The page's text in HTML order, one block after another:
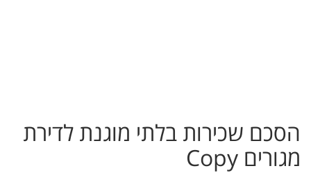
הסכם שכירות בלתי מוגנת לדירת
מגורים Copy